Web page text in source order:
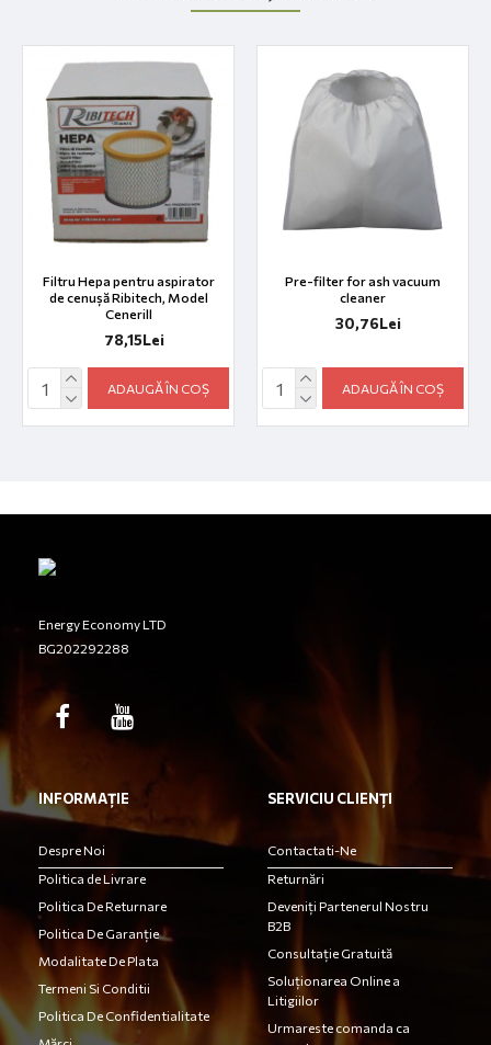
Filtru Hepa pentru aspirator
de cenușă Ribitech, Model
Cenerill
78,15Lei
ADAUGĂ ÎN COȘ
Pre-filter for ash vacuum
cleaner
30,76Lei
ADAUGĂ ÎN COȘ
Energy Economy LTD
BG202292288
INFORMAȚIE
Despre Noi
Politica de Livrare
Politica De Returnare
Politica De Garanție
Modalitate De Plata
Termeni Si Conditii
Politica De Confidentialitate
SERVICIU CLIENȚI
Contactati-Ne
Returnări
Deveniți Partenerul Nostru
B2B
Consultație Gratuită
Soluționarea Online a
Litigiilor
Urmareste comanda ca